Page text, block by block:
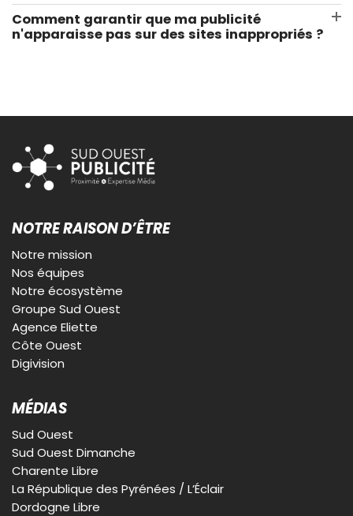
Comment garantir que ma publicité
n'apparaisse pas sur des sites inappropriés ?
NOTRE RAISON D’ÊTRE
Notre mission
Nos équipes
Notre écosystème
Groupe Sud Ouest
Agence Eliette
Côte Ouest
Digivision
MÉDIAS
Sud Ouest
Sud Ouest Dimanche
Charente Libre
La République des Pyrénées / L’Éclair
Dordogne Libre